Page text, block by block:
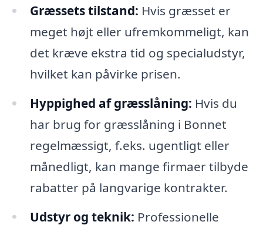
Græssets tilstand: Hvis græsset er
meget højt eller ufremkommeligt, kan
det kræve ekstra tid og specialudstyr,
hvilket kan påvirke prisen.
Hyppighed af græsslåning: Hvis du
har brug for græsslåning i Bonnet
regelmæssigt, f.eks. ugentligt eller
månedligt, kan mange firmaer tilbyde
rabatter på langvarige kontrakter.
Udstyr og teknik: Professionelle